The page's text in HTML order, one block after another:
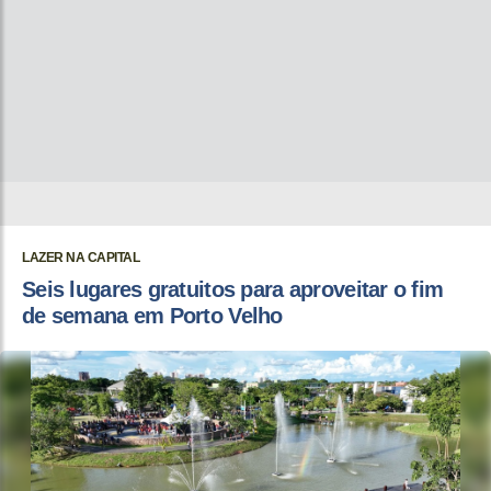
LAZER NA CAPITAL
Seis lugares gratuitos para aproveitar o fim
de semana em Porto Velho